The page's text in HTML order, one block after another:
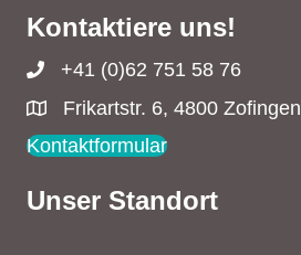
Kontaktiere uns!
+41 (0)62 751 58 76
Frikartstr. 6, 4800 Zofingen
Kontaktformular
Unser Standort